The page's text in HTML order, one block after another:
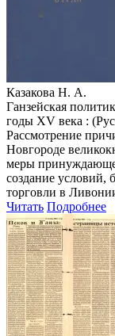
Казакова Н. А.
Ганзейская
годы XV века :
Рассмотрение
Новгороде
меры
создание условий,
торговли в
Читать Подробнее